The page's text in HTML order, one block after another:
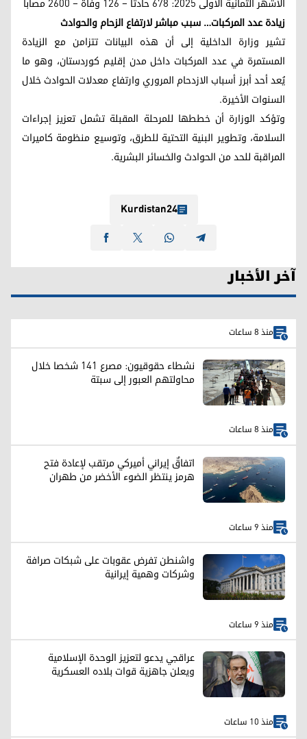
زيادة عدد المركبات… سبب مباشر لارتفاع الزحام والحوادث
تشير وزارة الداخلية إلى أن هذه البيانات تتزامن مع الزيادة
المستمرة في عدد المركبات داخل مدن إقليم كوردستان، وهو ما
يُعد أحد أبرز أسباب الازدحام المروري وارتفاع معدلات الحوادث خلال
السنوات الأخيرة.
وتؤكد الوزارة أن خططها للمرحلة المقبلة تشمل تعزيز إجراءات
السلامة، وتطوير البنية التحتية للطرق، وتوسيع منظومة كاميرات
المراقبة للحد من الحوادث والخسائر البشرية.
Kurdistan24
آخر الأخبار
منذ 8 ساعات
نشطاء حقوقيون: مصرع 141 شخصا خلال
محاولتهم العبور إلى سبتة
منذ 8 ساعات
اتفاقٌ إيراني أميركي مرتقب لإعادة فتح
هرمز ينتظر الضوء الأخضر من طهران
منذ 9 ساعات
واشنطن تفرض عقوبات على شبكات صرافة
وشركات وهمية إيرانية
منذ 9 ساعات
عراقجي يدعو لتعزيز الوحدة الإسلامية
ويعلن جاهزية قوات بلاده العسكرية
منذ 10 ساعات